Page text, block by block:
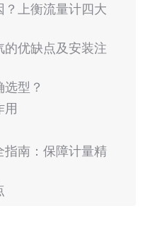
上衡流量计四大
的优缺点及安装注
型？
用
指南：保障计量精